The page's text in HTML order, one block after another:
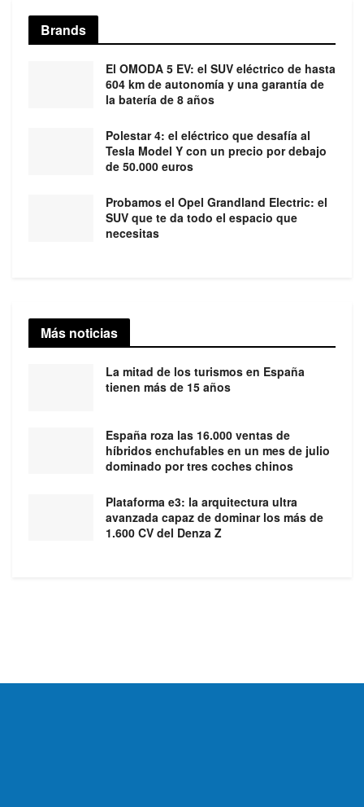
Brands
El OMODA 5 EV: el SUV eléctrico de hasta
604 km de autonomía y una garantía de
la batería de 8 años
Polestar 4: el eléctrico que desafía al
Tesla Model Y con un precio por debajo
de 50.000 euros
Probamos el Opel Grandland Electric: el
SUV que te da todo el espacio que
necesitas
Más noticias
La mitad de los turismos en España
tienen más de 15 años
España roza las 16.000 ventas de
híbridos enchufables en un mes de julio
dominado por tres coches chinos
Plataforma e3: la arquitectura ultra
avanzada capaz de dominar los más de
1.600 CV del Denza Z